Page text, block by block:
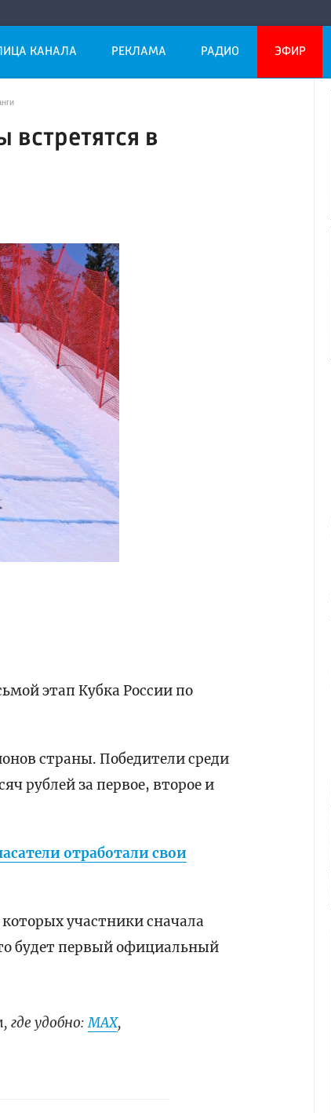
КАНАЛА РЕКЛАМА РАДИО ЭФИР
в
этап Кубка России по
страны. Победители среди
рублей за первое, второе и
отработали свои
участники сначала
будет первый официальный
удобно:МАХ,